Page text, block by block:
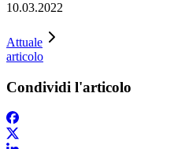
10.03.2022
Attuale
articolo
Condividi l'articolo